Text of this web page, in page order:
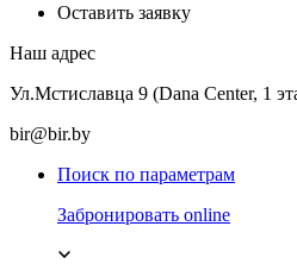
Оставить заявку
Наш адрес
Ул.Мстиславца 9 (Dana Center, 1
bir@bir.by
Поиск по параметрам
Забронировать online